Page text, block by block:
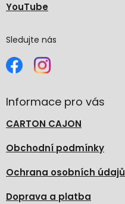
YouTube
Sledujte nás
Informace pro vás
CARTON CAJON
Obchodní podmínky
Ochrana osobních údajů
Doprava a platba